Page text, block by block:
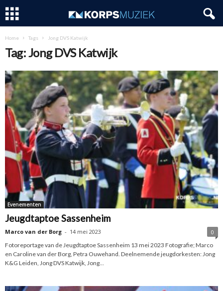
Home Tags Jong DVS Katwijk
Tag: Jong DVS Katwijk
Evenementen
Jeugdtaptoe Sassenheim
Marco van der Borg - 14 mei 2023
0
Fotoreportage van de Jeugdtaptoe Sassenheim 13 mei 2023 Fotografie; Marco
en Caroline van der Borg, Petra Ouwehand. Deelnemende jeugdorkesten: Jong
K&G Leiden, Jong DVS Katwijk, Jong...